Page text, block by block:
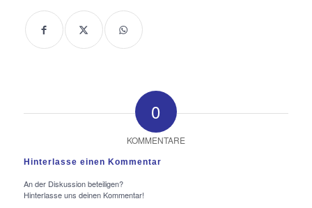
0
KOMMENTARE
Hinterlasse einen Kommentar
An der Diskussion beteiligen?
Hinterlasse uns deinen Kommentar!